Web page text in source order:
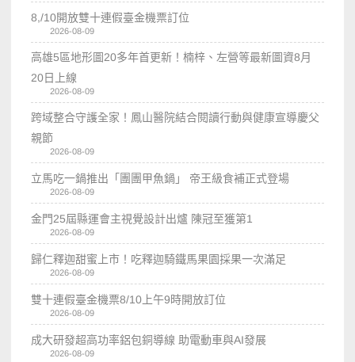
8,/10開放雙十連假臺金機票訂位
2026-08-09
高雄5區地形圖20多年首更新！楠梓、左營等最新圖資8月
20日上線
2026-08-09
跨域整合守護全家！鳳山醫院結合閱讀行動與健康宣導慶父
親節
2026-08-09
立馬吃一鍋推出「團團甲魚鍋」 帝王級食補正式登場
2026-08-09
金門25屆縣運會主視覺設計出爐 陳冠至獲第1
2026-08-09
歸仁釋迦甜蜜上市！吃釋迦騎鐵馬果園採果一次滿足
2026-08-09
雙十連假臺金機票8/10上午9時開放訂位
2026-08-09
成大研發超高功率鋁包銅導線 助電動車與AI發展
2026-08-09